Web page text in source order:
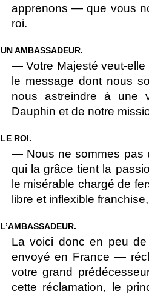
apprenons — que vous
roi.
UN AMBASSADEUR.
— Votre Majesté veut-elle
le message dont nous
nous astreindre à une
Dauphin et de notre
LE ROI.
— Nous ne sommes pas
qui la grâce tient la
le misérable chargé de
libre et inflexible
L’AMBASSADEUR.
La voici donc en peu
envoyé en France —
votre grand
cette réclamation, le